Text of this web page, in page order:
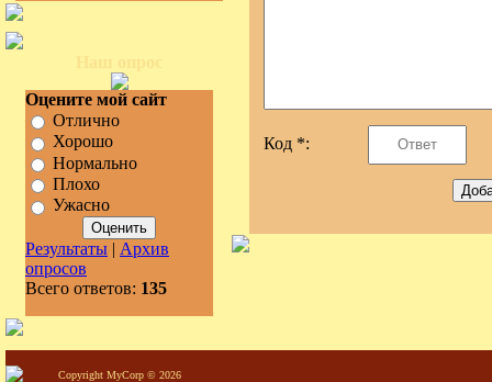
Оцените мой сайт
Отлично
Хорошо
Нормально
Плохо
Ужасно
Результаты | Архив
опросов
Всего ответов: 135
Код *:
Copyright MyCorp © 2026